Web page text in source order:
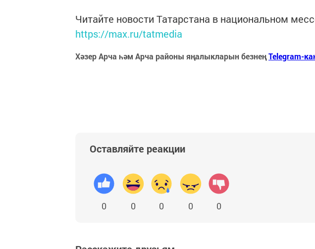
Читайте новости Татарстана в национальном
https://max.ru/tatmedia
Хәзер Арча һәм Арча районы яңалыкларын безнеңTelegram-
Оставляйте реакции
0 0 0 0 0